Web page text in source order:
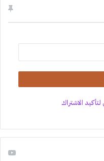
الاشتراك